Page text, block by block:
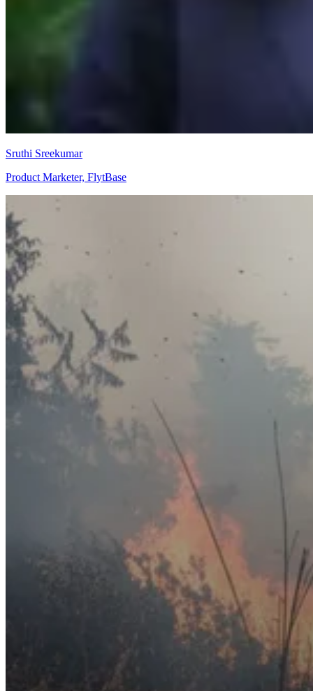
Sruthi Sreekumar
Product Marketer, FlytBase